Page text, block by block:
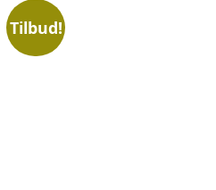
Tilbud!